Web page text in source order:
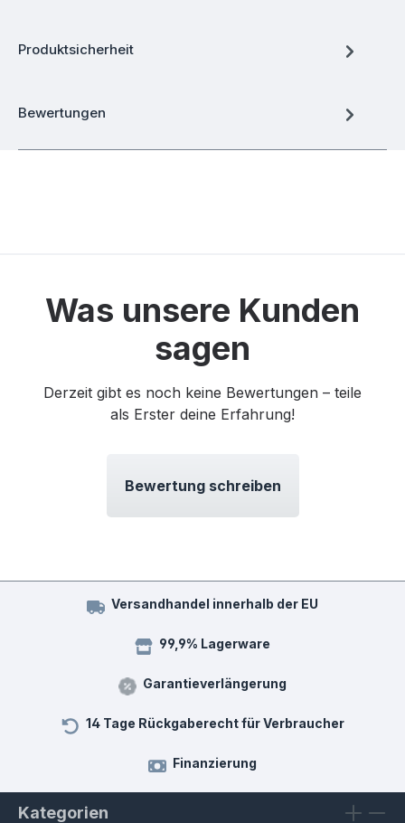
Produktsicherheit
Bewertungen
Was unsere Kunden
sagen
Derzeit gibt es noch keine Bewertungen – teile
als Erster deine Erfahrung!
Bewertung schreiben
Versandhandel innerhalb der EU
99,9% Lagerware
Garantieverlängerung
14 Tage Rückgaberecht für Verbraucher
Finanzierung
Kategorien